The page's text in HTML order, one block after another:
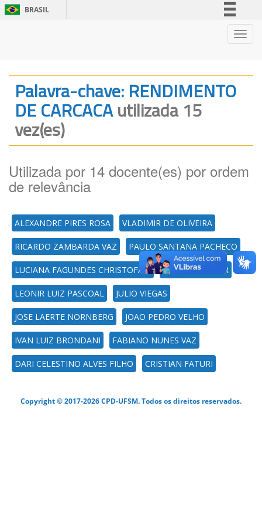
BRASIL
Legislação
Canais
Palavra-chave: RENDIMENTO
DE CARCACAutilizada 15
vez(es)
Utilizada por 14 docente(es) por ordem
de relevância
ALEXANDRE PIRES ROSA VLADIMIR DE OLIVEIRA
RICARDO ZAMBARDA VAZ PAULO SANTANA PACHECO
LUCIANA FAGUNDES CHRISTOFARI LIZIANY MÜLLER
LEONIR LUIZ PASCOAL JULIO VIEGAS
JOSE LAERTE NORNBERG JOAO PEDRO VELHO
IVAN LUIZ BRONDANI FABIANO NUNES VAZ
DARI CELESTINO ALVES FILHO CRISTIAN FATURI
Copyright © 2017-2026 CPD-UFSM. Todos os direitos reservados.